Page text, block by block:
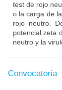
test de rojo
o la carga de
rojo neutro.
potencial zeta
neutro y la
Convocatoria